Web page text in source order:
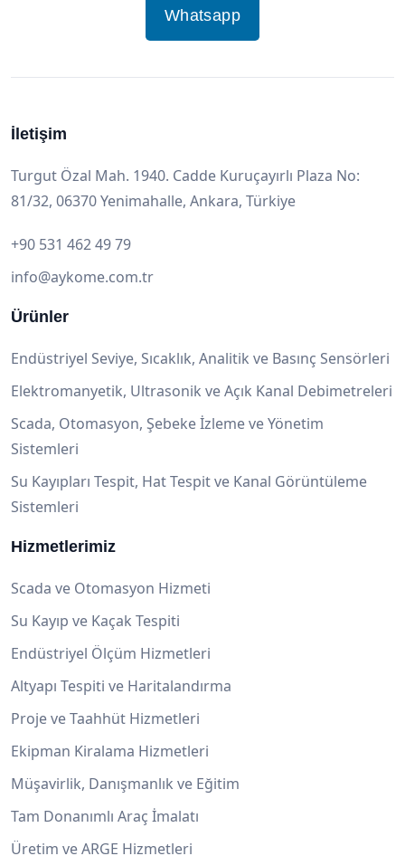
Whatsapp
İletişim
Turgut Özal Mah. 1940. Cadde Kuruçayırlı Plaza No:
81/32, 06370 Yenimahalle, Ankara, Türkiye
+90 531 462 49 79
info@aykome.com.tr
Ürünler
Endüstriyel Seviye, Sıcaklık, Analitik ve Basınç Sensörleri
Elektromanyetik, Ultrasonik ve Açık Kanal Debimetreleri
Scada, Otomasyon, Şebeke İzleme ve Yönetim
Sistemleri
Su Kayıpları Tespit, Hat Tespit ve Kanal Görüntüleme
Sistemleri
Hizmetlerimiz
Scada ve Otomasyon Hizmeti
Su Kayıp ve Kaçak Tespiti
Endüstriyel Ölçüm Hizmetleri
Altyapı Tespiti ve Haritalandırma
Proje ve Taahhüt Hizmetleri
Ekipman Kiralama Hizmetleri
Müşavirlik, Danışmanlık ve Eğitim
Tam Donanımlı Araç İmalatı
Üretim ve ARGE Hizmetleri